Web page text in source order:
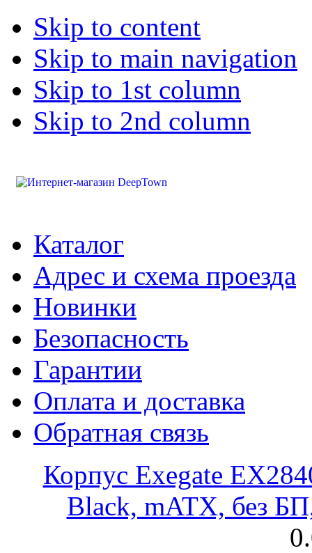
Skip to content
Skip to main navigation
Skip to 1st column
Skip to 2nd column
Каталог
Адрес и схема проезда
Новинки
Безопасность
Гарантии
Оплата и доставка
Обратная связь
Корпус Exegate
Black, mATX, без